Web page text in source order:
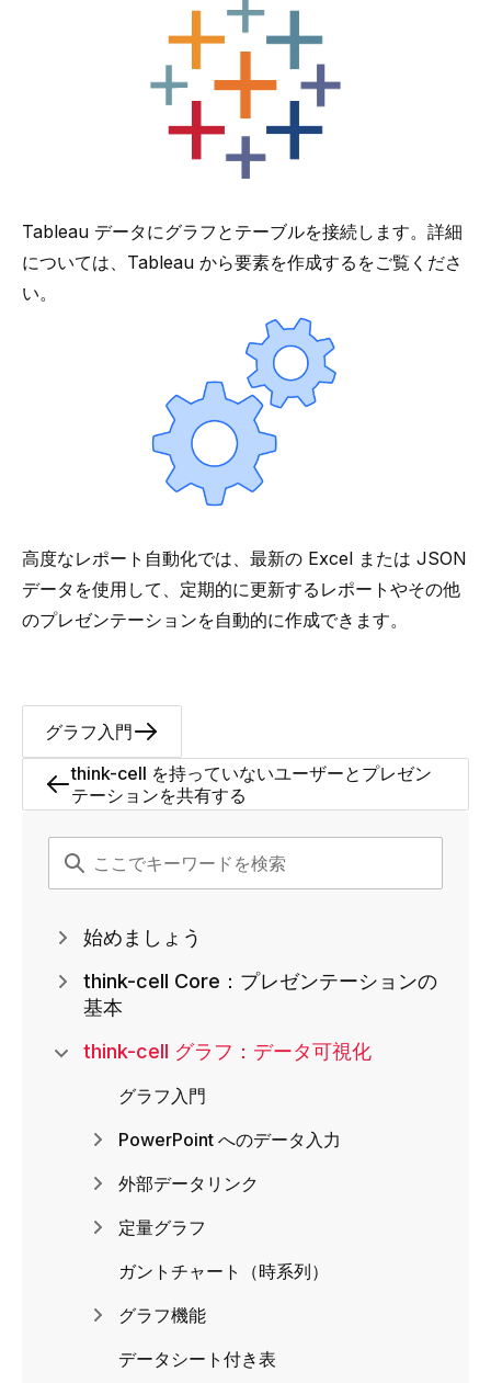
Tableau データにグラフとテーブルを接続します。詳細
については、 Tableau から要素を作成する をご覧くださ
い。
高度なレポート自動化では、最新の Excel または JSON
データを使用して、定期的に更新するレポートやその他
のプレゼンテーションを自動的に作成できます。
think-cell を持っていないユーザーとプレゼン
テーションを共有する
グラフ入門
始めましょう
think-cell Core：プレゼンテーションの
基本
think-cell グラフ：データ可視化
グラフ入門
PowerPoint へのデータ入力
外部データリンク
定量グラフ
ガントチャート（時系列）
グラフ機能
データシート付き表